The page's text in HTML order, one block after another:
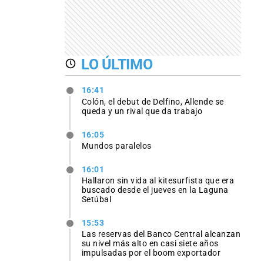
LO ÚLTIMO
16:41
Colón, el debut de Delfino, Allende se
queda y un rival que da trabajo
16:05
Mundos paralelos
16:01
Hallaron sin vida al kitesurfista que era
buscado desde el jueves en la Laguna
Setúbal
15:53
Las reservas del Banco Central alcanzan
su nivel más alto en casi siete años
impulsadas por el boom exportador